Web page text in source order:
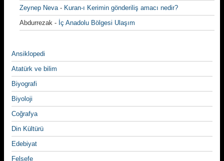
Zeynep Neva- Kuran-ı Kerimin gönderiliş amacı nedir?
Abdurrezak - İç Anadolu Bölgesi Ulaşım
Ansiklopedi
Atatürk ve bilim
Biyografi
Biyoloji
Coğrafya
Din Kültürü
Edebiyat
Felsefe